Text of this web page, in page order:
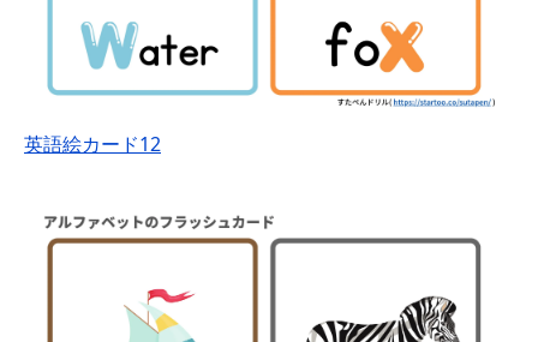
英語絵カード12